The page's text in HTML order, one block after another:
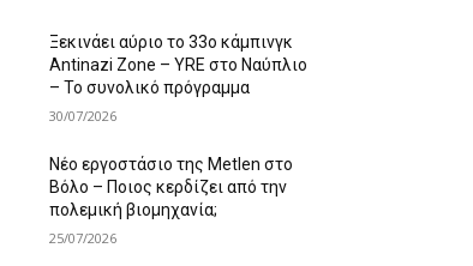
Ξεκινάει αύριο το 33ο κάμπινγκ
Antinazi Zone – YRE στο Ναύπλιο
– Το συνολικό πρόγραμμα
30/07/2026
Νέο εργοστάσιο της Metlen στο
Βόλο – Ποιος κερδίζει από την
πολεμική βιομηχανία;
25/07/2026